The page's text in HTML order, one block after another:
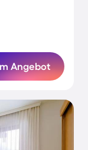
Angebot